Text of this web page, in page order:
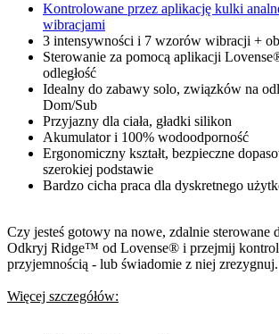
Kontrolowane przez aplikację kulki
wibracjami
3 intensywności i 7 wzorów wibracji +
Sterowanie za pomocą aplikacji
odległość
Idealny do zabawy solo, związków na
Dom/Sub
Przyjazny dla ciała, gładki silikon
Akumulator i 100% wodoodporność
Ergonomiczny kształt, bezpieczne
szerokiej podstawie
Bardzo cicha praca dla dyskretnego
Czy jesteś gotowy na nowe, zdalnie sterowane
Odkryj Ridge™ od Lovense® i przejmij
przyjemnością - lub świadomie z niej zrezygnuj.
Więcej szczegółów: